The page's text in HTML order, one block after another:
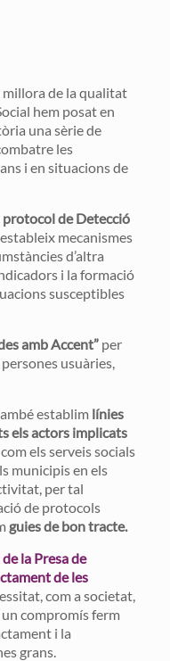
millora de la qualitat
hem posat en
una sèrie de
les
i en situacions de
protocol de Detecció
mecanismes
d’altra
i la formació
susceptibles
amb Accent”per
usuàries,
establim línies
els actors implicats
els serveis socials
municipis en els
per tal
de protocols
guies de bon tracte.
la Presa de
de les
com a societat,
compromís ferm
i la
grans.